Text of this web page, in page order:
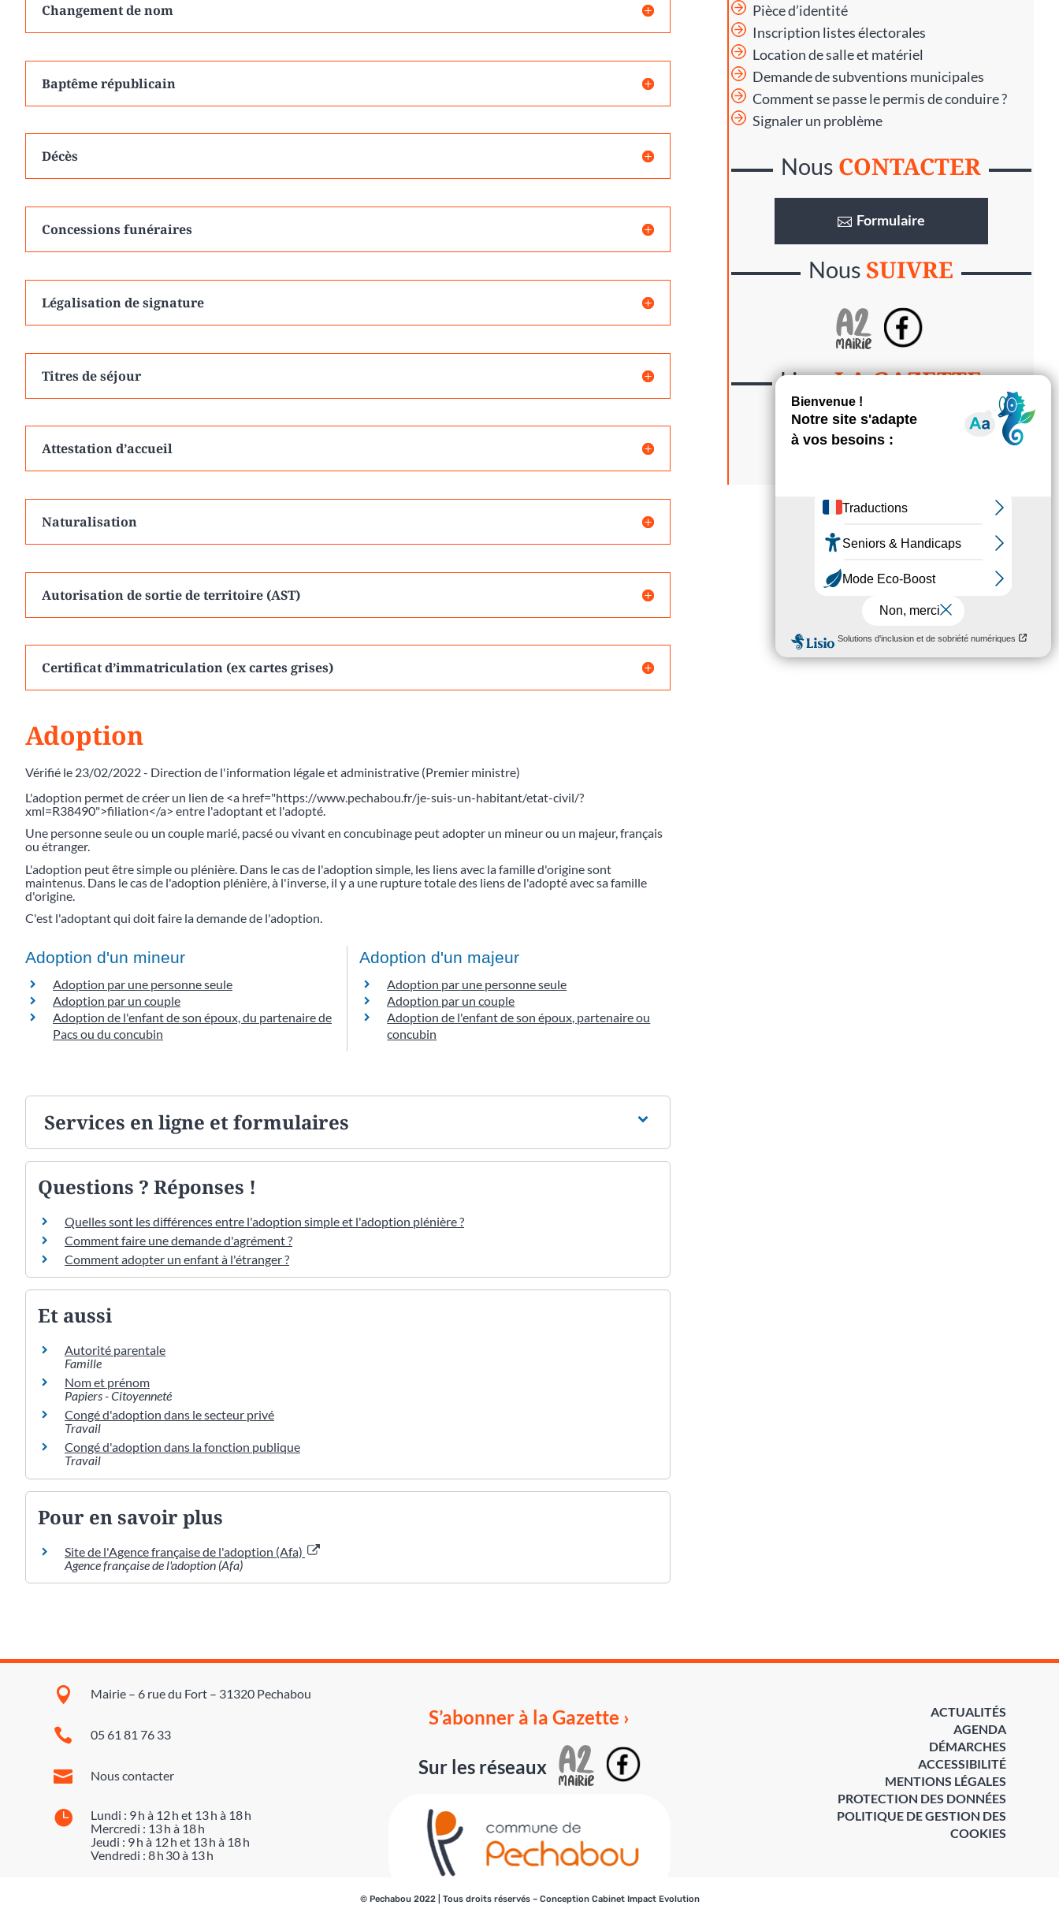
Changement de nom
Baptême républicain
Décès
Concessions funéraires
Légalisation de signature
Titres de séjour
Attestation d’accueil
Naturalisation
Autorisation de sortie de territoire (AST)
Certificat d’immatriculation (ex cartes grises)
Adoption
Vérifié le 23/02/2022 - Direction de l'information légale et administrative (Premier ministre)
L'adoption permet de créer un lien de <a href="https://www.pechabou.fr/je-suis-un-habitant/etat-civil/?
xml=R38490">filiation</a> entre l'adoptant et l'adopté.
Une personne seule ou un couple marié, pacsé ou vivant en concubinage peut adopter un mineur ou un majeur, français
ou étranger.
L'adoption peut être simple ou plénière. Dans le cas de l'adoption simple, les liens avec la famille d'origine sont
maintenus. Dans le cas de l'adoption plénière, à l'inverse, il y a une rupture totale des liens de l'adopté avec sa famille
d'origine.
C'est l'adoptant qui doit faire la demande de l'adoption.
Adoption d'un mineur
Adoption par une personne seule
Adoption par un couple
Adoption de l'enfant de son époux, du partenaire de
Pacs ou du concubin
Adoption d'un majeur
Adoption par une personne seule
Adoption par un couple
Adoption de l'enfant de son époux, partenaire ou
concubin
Services en ligne et formulaires
Questions ? Réponses !
Quelles sont les différences entre l'adoption simple et l'adoption plénière ?
Comment faire une demande d'agrément ?
Comment adopter un enfant à l'étranger ?
Et aussi
Autorité parentale
Famille
Nom et prénom
Papiers - Citoyenneté
Congé d'adoption dans le secteur privé
Travail
Congé d'adoption dans la fonction publique
Travail
Pour en savoir plus
Site de l'Agence française de l'adoption (Afa)
Agence française de l'adoption (Afa)
Pièce d’identité
Inscription listes électorales
Location de salle et matériel
Demande de subventions municipales
Comment se passe le permis de conduire ?
Signaler un problème
Nous CONTACTER
Formulaire
Nous SUIVRE
LisezLA GAZETTE
S’abonner
 Mairie – 6 rue du Fort – 31320 Pechabou
 05 61 81 76 33
 Nous contacter

Lundi : 9 h à 12 h et 13 h à 18 h
Mercredi : 13 h à 18 h
Jeudi : 9 h à 12 h et 13 h à 18 h
Vendredi : 8 h 30 à 13 h
S’abonner à la Gazette ›
Sur les réseaux
ACTUALITÉS
AGENDA
DÉMARCHES
ACCESSIBILITÉ
MENTIONS LÉGALES
PROTECTION DES DONNÉES
POLITIQUE DE GESTION DES
COOKIES
© Pechabou 2022 | Tous droits réservés – Conception Cabinet Impact Evolution